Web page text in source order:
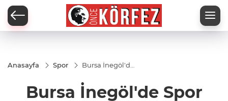
Anasayfa Spor
Bursa İnegöl'de
basketbol
müsabakalarıyla
start aldı
Bursa İnegöl'de Spor